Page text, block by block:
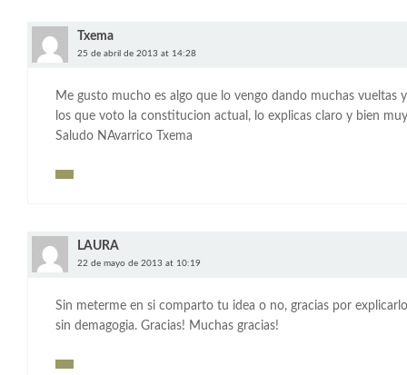
Txema
25 de abril de 2013 at 14:28
Me gusto mucho es algo que lo vengo dando muchas vueltas
los que voto la constitucion actual, lo explicas claro y bien
Saludo NAvarrico Txema
LAURA
22 de mayo de 2013 at 10:19
Sin meterme en si comparto tu idea o no, gracias por
sin demagogia. Gracias! Muchas gracias!